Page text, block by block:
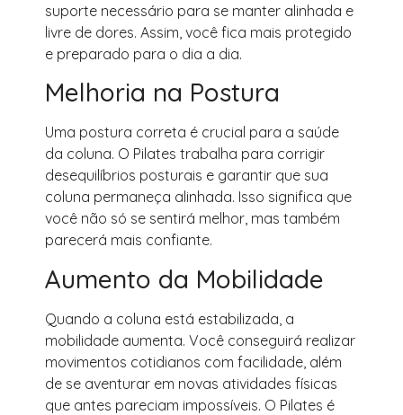
suporte necessário para se manter alinhada e
livre de dores. Assim, você fica mais protegido
e preparado para o dia a dia.
Melhoria na Postura
Uma postura correta é crucial para a saúde
da coluna. O Pilates trabalha para corrigir
desequilíbrios posturais e garantir que sua
coluna permaneça alinhada. Isso significa que
você não só se sentirá melhor, mas também
parecerá mais confiante.
Aumento da Mobilidade
Quando a coluna está estabilizada, a
mobilidade aumenta. Você conseguirá realizar
movimentos cotidianos com facilidade, além
de se aventurar em novas atividades físicas
que antes pareciam impossíveis. O Pilates é